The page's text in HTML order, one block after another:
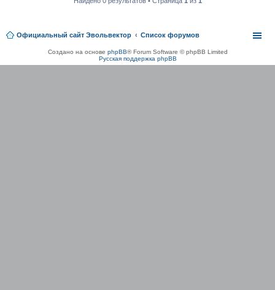
Официальный сайт Эвольвектор Список форумов
Создано на основе phpBB® Forum Software © phpBB Limited
Русская поддержка phpBB